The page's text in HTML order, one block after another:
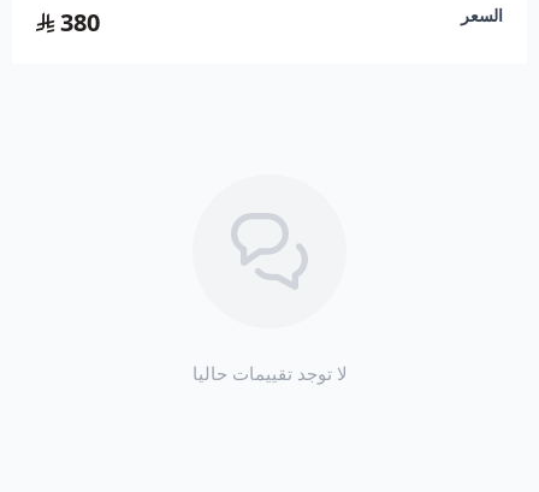
السعر 380
لا توجد تقييمات حاليا